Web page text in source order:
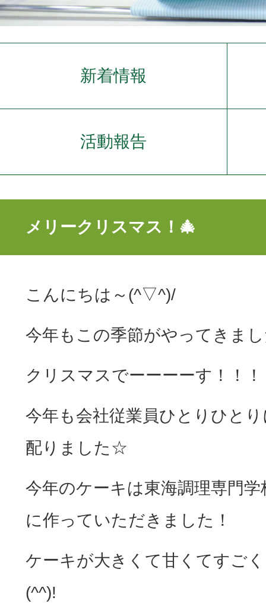
新着情報
活動報告
メリークリスマス！🎄
こんにちは～(^▽^)/
今年もこの季節がやってきま
クリスマスでーーーーす！！
今年も会社従業員ひとりひと
配りました☆
今年のケーキは東海調理専門
に作っていただきました！
ケーキが大きくて甘くてすご
(^^)!